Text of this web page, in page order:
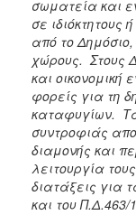
σωματεία και
σε
από το
χώρους. Στους
και οικονομική
φορείς για τη
καταφυγίων.
συντροφιάς
διαμονής και
λειτουργία
διατάξεις για
και του Π.Δ.463/